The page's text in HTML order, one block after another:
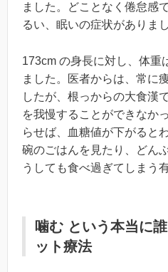
ました。どことなく倦怠感
るい、眠いの症状がありまし
173cm の身長に対し、体重
ました。医者からは、常に
したが、根っからの大食漢
を我慢することができなか
らせば、血糖値が下がると
碗のごはんを見たり、どん
うしても食べ過ぎてしまう
噛む という本当に
ット療法